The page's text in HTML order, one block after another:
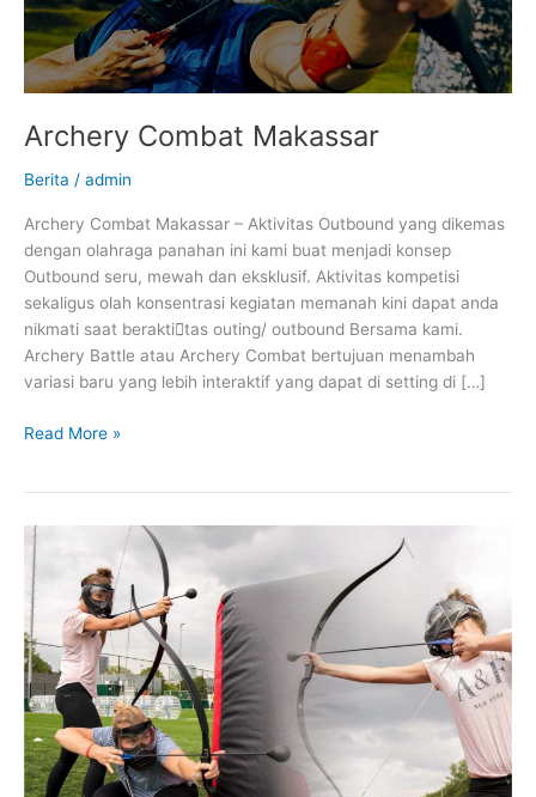
Archery Combat Makassar
Berita / admin
Archery Combat Makassar – Aktivitas Outbound yang dikemas
dengan olahraga panahan ini kami buat menjadi konsep
Outbound seru, mewah dan eksklusif. Aktivitas kompetisi
sekaligus olah konsentrasi kegiatan memanah kini dapat anda
nikmati saat beraktitas outing/ outbound Bersama kami.
Archery Battle atau Archery Combat bertujuan menambah
variasi baru yang lebih interaktif yang dapat di setting di […]
Read More »
Archery
Makassar